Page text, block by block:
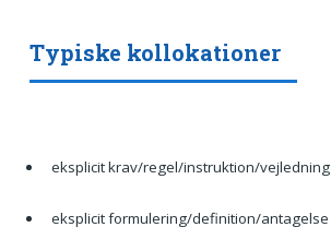
Typiske kollokationer
eksplicit krav/regel/instruktion/vejledning
eksplicit formulering/definition/antagelse